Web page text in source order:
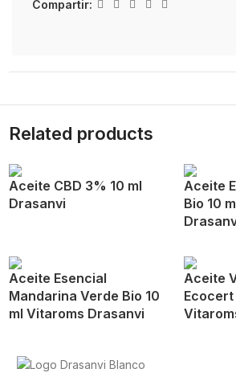
Compartir:
Related products
Aceite CBD 3% 10 ml
Drasanvi
Aceite
Bio 10
Aceite Esencial
Mandarina Verde Bio 10
ml Vitaroms Drasanvi
Aceite
Ecocert